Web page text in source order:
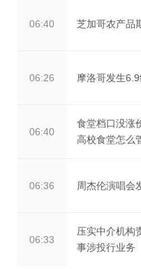
06:40 芝加哥农产品
06:26 摩洛哥发生
06:40
食堂档口没涨
高校食堂怎么
06:36 周杰伦演唱会
06:33
压实中介机构
事涉投行业务